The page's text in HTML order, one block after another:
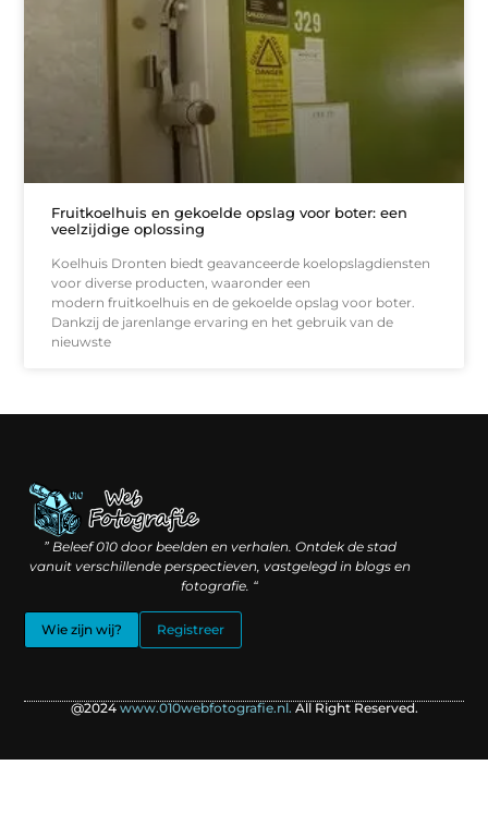
Fruitkoelhuis en gekoelde opslag voor boter: een
veelzijdige oplossing
Koelhuis Dronten biedt geavanceerde koelopslagdiensten
voor diverse producten, waaronder een
modern fruitkoelhuis en de gekoelde opslag voor boter.
Dankzij de jarenlange ervaring en het gebruik van de
nieuwste
” Beleef 010 door beelden en verhalen. Ontdek de stad
vanuit verschillende perspectieven, vastgelegd in blogs en
fotografie. “
Wie zijn wij? Registreer
@2024 www.010webfotografie.nl. All Right Reserved.